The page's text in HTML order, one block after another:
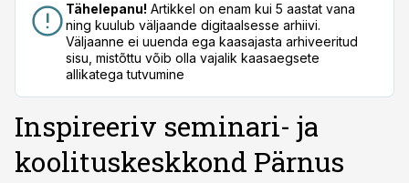
Tähelepanu! Artikkel on enam kui 5 aastat vana
ning kuulub väljaande digitaalsesse arhiivi.
Väljaanne ei uuenda ega kaasajasta arhiveeritud
sisu, mistõttu võib olla vajalik kaasaegsete
allikatega tutvumine
Inspireeriv seminari- ja
koolituskeskkond Pärnus